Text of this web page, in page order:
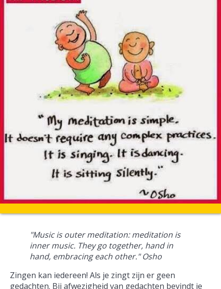
"Music is outer meditation: meditation is
inner music. They go together, hand in
hand, embracing each other." Osho
Zingen kan iedereen! Als je zingt zijn er geen
gedachten. Bij afwezigheid van gedachten bevindt je